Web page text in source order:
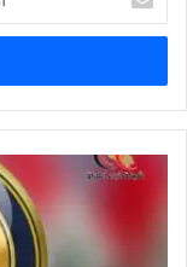
بريدك
الإلكتروني
التربية
إجراءات